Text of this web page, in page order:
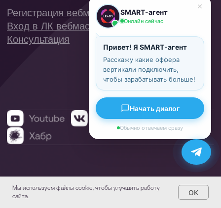
Мы используем файлы cookie, чтобы улучшить работу
сайта.
OK
SMART-агент
Онлайн сейчас
Привет! Я SMART-агент
Расскажу какие оффера
вертикали подключить,
чтобы зарабатывать больше!
Начать диалог
Обычно отвечаем сразу